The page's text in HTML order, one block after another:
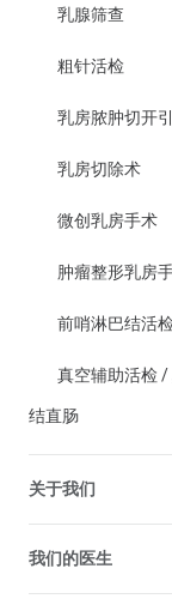
乳腺筛查
粗针活检
乳房脓肿切开
乳房切除术
微创乳房手术
肿瘤整形乳房
前哨淋巴结活检
真空辅助活检 /
结直肠
关于我们
我们的医生